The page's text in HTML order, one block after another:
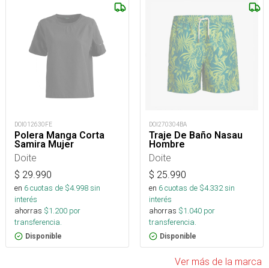
DOI012630FE
Polera Manga Corta
Samira Mujer
Doite
$ 29.990
en 6cuotas de $4.998sin
interés
ahorras $1.200 por
transferencia.
Disponible
DOI270304BA
Traje De Baño Nasau
Hombre
Doite
$ 25.990
en 6cuotas de $4.332sin
interés
ahorras $1.040 por
transferencia.
Disponible
Ver más de la marca